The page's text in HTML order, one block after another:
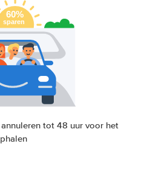
tot 48 uur voor het